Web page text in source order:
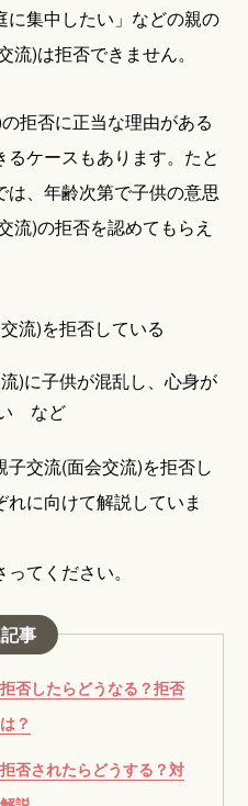
に集中したい」などの親の
)は拒否できません。
拒否に正当な理由がある
ケースもあります。たと
は、年齢次第で子供の意思
流)の拒否を認めてもらえ
流)を拒否している
)に子供が混乱し、心身が
い など
交流(面会交流)を拒否し
に向けて解説していま
てください。
事
否したらどうなる？拒否
？
否されたらどうする？対